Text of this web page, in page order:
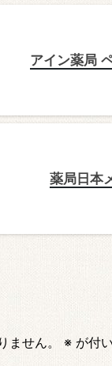
アイン薬局
薬局日本
ません。 ※ が付